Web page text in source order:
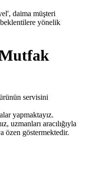
daima müşteri
yönelik
servisini
yapmaktayız.
uzmanları aracılığıyla
özen göstermektedir.